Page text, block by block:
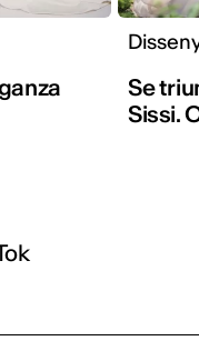
Se
Sissi.